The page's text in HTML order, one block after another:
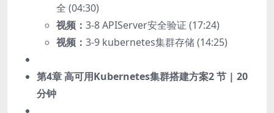
全 (04:30)
视频： 3-8 APIServer安全验证 (17:24)
视频： 3-9 kubernetes集群存储 (14:25)
第4章 高可用Kubernetes集群搭建方案2 节 | 20
分钟